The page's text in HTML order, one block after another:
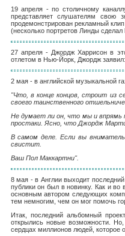
19 апреля - по столичному
представляет слушателям свою
продемонстрирован рекламный
(несколько портретов Линды сделал
27 апреля - Джордж Харрисон в
отлетом в Нью-Йорк, Джордж
2 мая - в английской музыкальной
"Что, в конце концов, строит из
своего таинственного
Не думает ли он, что мы и впрямь
простаки. Ясно, что Джордж
В самом деле. Если вы
свистит.
Ваш Пол Маккартни".
8 мая - в Англии выходит последний
публики он был в новинку. Как и
основным автором следующих
тем немногим, чем он мог помочь
Итак, последний альбомный
открылись новые возможности.
сердцах миллионов людей, которое